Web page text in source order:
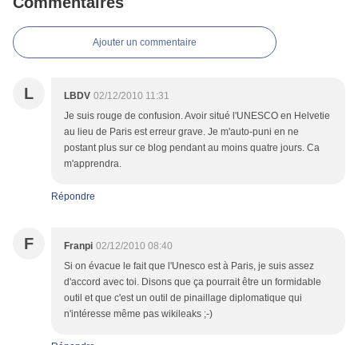
Ajouter un commentaire
L LBDV 02/12/2010 11:31
Je suis rouge de confusion. Avoir situé l'UNESCO en Helvetie
au lieu de Paris est erreur grave. Je m'auto-puni en ne
postant plus sur ce blog pendant au moins quatre jours. Ca
m'apprendra.
Répondre
F Franpi 02/12/2010 08:40
Si on évacue le fait que l'Unesco est à Paris, je suis assez
d'accord avec toi. Disons que ça pourrait être un formidable
outil et que c'est un outil de pinaillage diplomatique qui
n'intéresse même pas wikileaks ;-)